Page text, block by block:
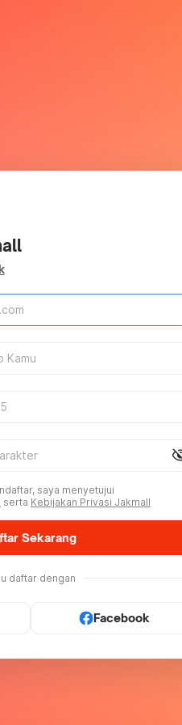
saya menyetujui
serta Kebijakan Privasi Jakmall
Sekarang
daftar dengan
Facebook